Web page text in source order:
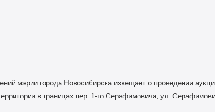
мэрии города Новосибирска извещает о проведении
в границах пер. 1-го Серафимовича, ул.